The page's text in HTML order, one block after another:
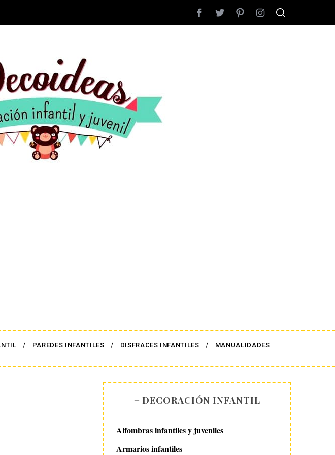
PAREDES INFANTILES DISFRACES INFANTILES MANUALIDADES
+ DECORACIÓN INFANTIL
Alfombras infantiles y juveniles
Armarios infantiles